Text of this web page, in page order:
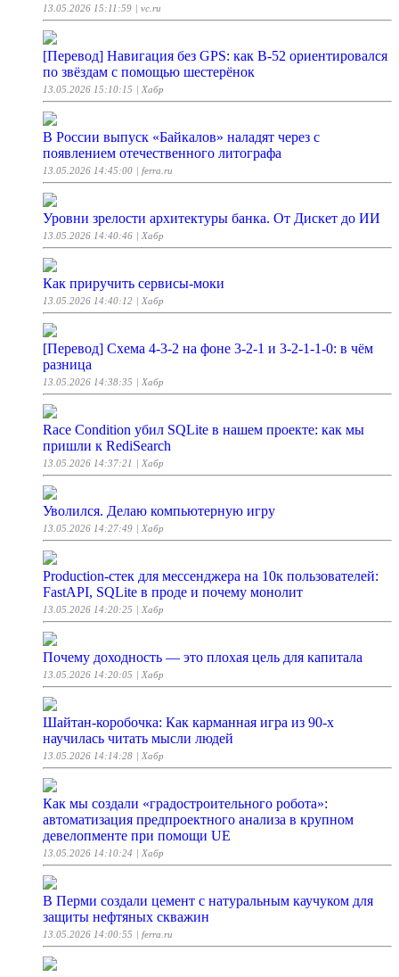
13.05.2026 15:11:59 | vc.ru
[Перевод] Навигация без GPS: как B-52 ориентировался
по звёздам с помощью шестерёнок
13.05.2026 15:10:15 | Хабр
В России выпуск «Байкалов» наладят через с
появлением отечественного литографа
13.05.2026 14:45:00 | ferra.ru
Уровни зрелости архитектуры банка. От Дискет до ИИ
13.05.2026 14:40:46 | Хабр
Как приручить сервисы-моки
13.05.2026 14:40:12 | Хабр
[Перевод] Схема 4-3-2 на фоне 3-2-1 и 3-2-1-1-0: в чём
разница
13.05.2026 14:38:35 | Хабр
Race Condition убил SQLite в нашем проекте: как мы
пришли к RediSearch
13.05.2026 14:37:21 | Хабр
Уволился. Делаю компьютерную игру
13.05.2026 14:27:49 | Хабр
Production‑стек для мессенджера на 10к пользователей:
FastAPI, SQLite в проде и почему монолит
13.05.2026 14:20:25 | Хабр
Почему доходность — это плохая цель для капитала
13.05.2026 14:20:05 | Хабр
Шайтан-коробочка: Как карманная игра из 90-х
научилась читать мысли людей
13.05.2026 14:14:28 | Хабр
Как мы создали «градостроительного робота»:
автоматизация предпроектного анализа в крупном
девелопменте при помощи UE
13.05.2026 14:10:24 | Хабр
В Перми создали цемент с натуральным каучуком для
защиты нефтяных скважин
13.05.2026 14:00:55 | ferra.ru